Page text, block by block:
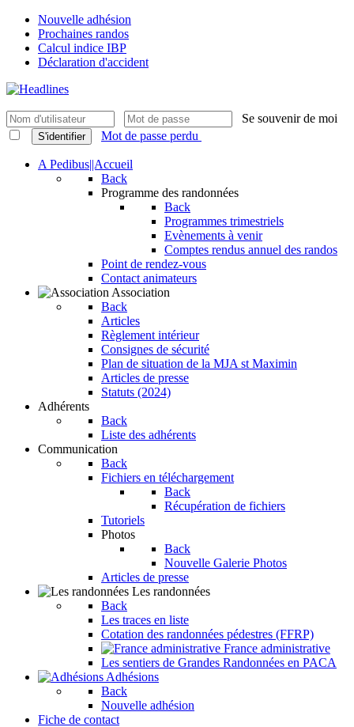
Nouvelle adhésion
Prochaines randos
Calcul indice IBP
Déclaration d'accident
Se souvenir de moi
S'identifier Mot de passe perdu
A Pedibus||Accueil
Back
Programme des randonnées
Back
Programmes trimestriels
Evènements à venir
Comptes rendus annuel des randos
Point de rendez-vous
Contact animateurs
Association
Back
Articles
Règlement intérieur
Consignes de sécurité
Plan de situation de la MJA st Maximin
Articles de presse
Statuts (2024)
Adhérents
Back
Liste des adhérents
Communication
Back
Fichiers en téléchargement
Back
Récupération de fichiers
Tutoriels
Photos
Back
Nouvelle Galerie Photos
Articles de presse
Les randonnées
Back
Les traces en liste
Cotation des randonnées pédestres (FFRP)
France administrative
Les sentiers de Grandes Randonnées en PACA
Adhésions
Back
Nouvelle adhésion
Fiche de contact